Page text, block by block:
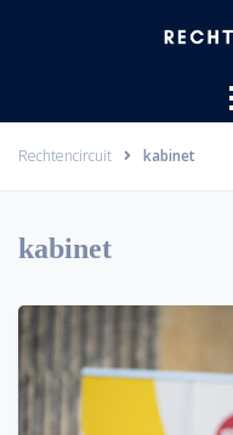
Rechtencircuit kabinet
kabinet